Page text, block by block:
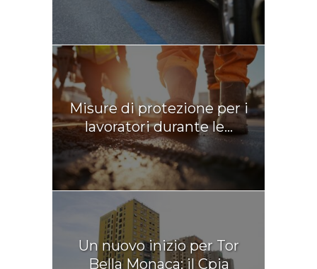
Misure di protezione per i
lavoratori durante le...
Un nuovo inizio per Tor
Bella Monaca: il Cpia